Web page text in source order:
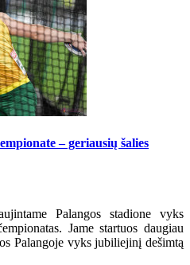
– geriausių šalies
Palangos stadione vyks
Jame startuos daugiau
Palangoje vyks jubiliejinį dešimtą